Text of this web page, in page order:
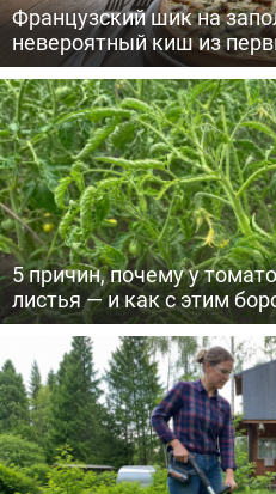
Французский шик на
невероятный киш из
5 причин, почему у
листья — и как с этим